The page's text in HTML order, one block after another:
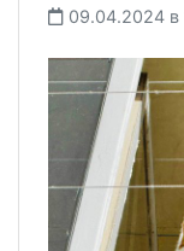
09.04.2024 в